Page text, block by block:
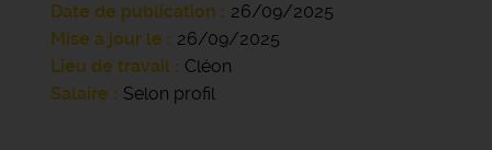
Date de publication
26/09/2025
Mise à jour le
26/09/2025
Lieu de travail
Cléon
Salaire
Selon profil